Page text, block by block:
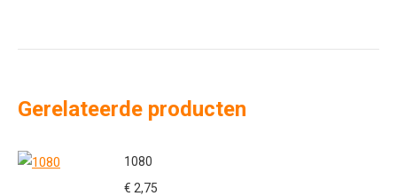
Gerelateerde producten
1080
€ 2,75